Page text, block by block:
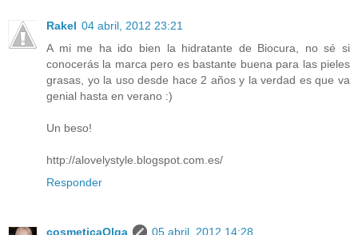
Rakel 04 abril, 2012 23:21
A mi me ha ido bien la hidratante de Biocura, no sé si
conocerás la marca pero es bastante buena para las pieles
grasas, yo la uso desde hace 2 años y la verdad es que va
genial hasta en verano :)
Un beso!
http://alovelystyle.blogspot.com.es/
Responder
cosmeticaOlga
05 abril, 2012 14:28